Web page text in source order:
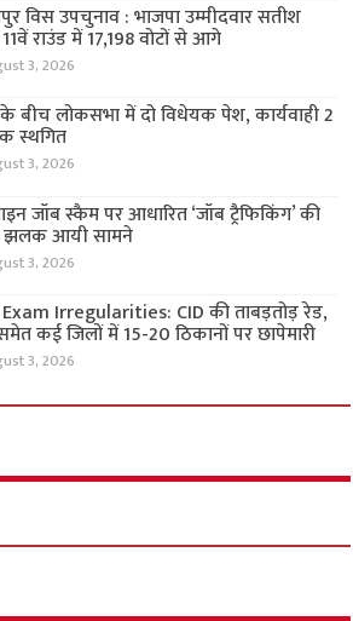
विस उपचुनाव : भाजपा उम्मीदवार सतीश
राउंड में 17,198 वोटों से आगे
3, 2026
बीच लोकसभा में दो विधेयक पेश, कार्यवाही 2
स्थगित
3, 2026
जॉब स्कैम पर आधारित ‘जॉब ट्रैफिकिंग’ की
झलक आयी सामने
3, 2026
Exam Irregularities: CID की ताबड़तोड़ रेड,
कई जिलों में 15-20 ठिकानों पर छापेमारी
3, 2026